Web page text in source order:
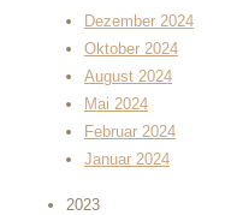
Dezember 2024
Oktober 2024
August 2024
Mai 2024
Februar 2024
Januar 2024
2023